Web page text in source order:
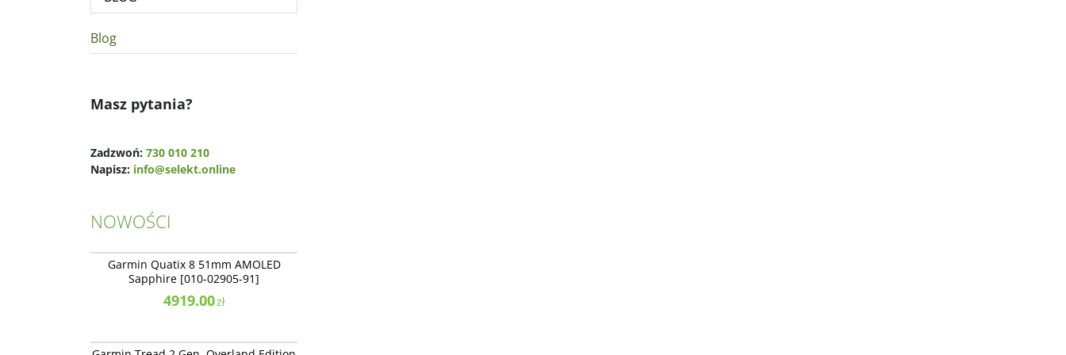
Blog
Masz pytania?
Zadzwoń: 730 010 210
Napisz: info@selekt.online
NOWOŚCI
NOWOŚĆ NAJLEPSZE
Garmin Quatix 8 51mm AMOLED
Sapphire [010-02905-91]
4919.00zł
NOWOŚĆ NAJLEPSZE